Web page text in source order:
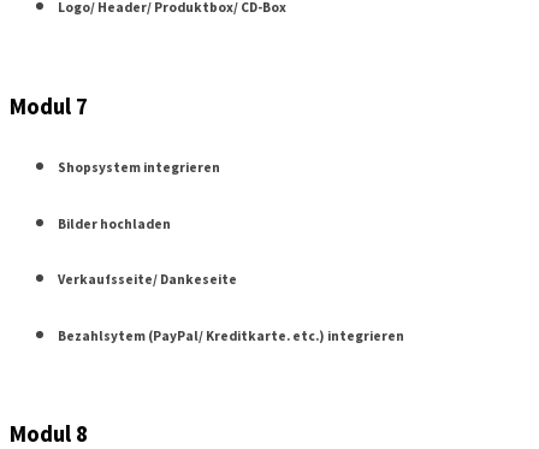
Logo/ Header/ Produktbox/ CD-Box
Modul 7
Shopsystem integrieren
Bilder hochladen
Verkaufsseite/ Dankeseite
Bezahlsytem (PayPal/ Kreditkarte. etc.) integrieren
Modul 8